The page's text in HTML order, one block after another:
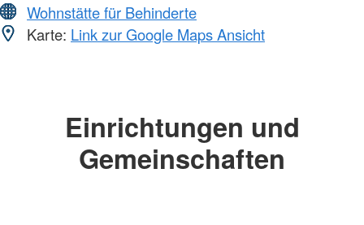
Wohnstätte für Behinderte
Karte: Link zur Google Maps Ansicht
Einrichtungen und
Gemeinschaften